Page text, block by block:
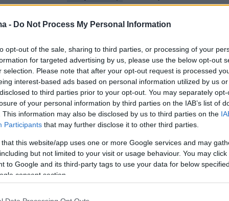
- Do Not Process My Personal Information
opt-out of the sale, sharing to third parties, or processing of your
for targeted advertising by us, please use the below opt-out
selection. Please note that after your opt-out request is processed
interest-based ads based on personal information utilized by us
to third parties prior to your opt-out. You may separately
of your personal information by third parties on the IAB’s list of
This information may also be disclosed by us to third parties on the
Participants that may further disclose it to other third parties.
that this website/app uses one or more Google services and may
but not limited to your visit or usage behaviour. You may
to Google and its third-party tags to use your data for below
consent section.
το νέο πλαίσιο θα προβλέπειυποχρεωτική
ευθύνης για τουςενήλικουςχρήστες
ν. Το μέτρο αποσκοπεί στην κάλυψη
ατυχημάτων που προκαλούνται κατά την
τους, καθώς τα τελευταία χρόνια έχουν
οι περιπτώσεις τραυματισμών πεζών
με οχήματα.
ρύθμιση προανήγγειλε κατά έναν τρόπο πριν
ο υπουργός προστασίας του Πολίτη